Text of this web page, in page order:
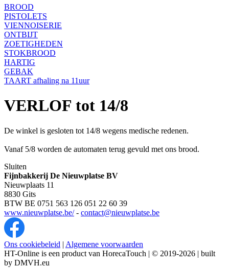
BROOD
PISTOLETS
VIENNOISERIE
ONTBIJT
ZOETIGHEDEN
STOKBROOD
HARTIG
GEBAK
TAART afhaling na 11uur
VERLOF tot 14/8
De winkel is gesloten tot 14/8 wegens medische redenen.
Vanaf 5/8 worden de automaten terug gevuld met ons brood.
Sluiten
Fijnbakkerij De Nieuwplatse BV
Nieuwplaats 11
8830 Gits
BTW BE 0751 563 126 051 22 60 39
www.nieuwplatse.be/- contact@nieuwplatse.be
Ons cookiebeleid | Algemene voorwaarden
HT-Online is een product van HorecaTouch | © 2019-2026 | built
by DMVH.eu